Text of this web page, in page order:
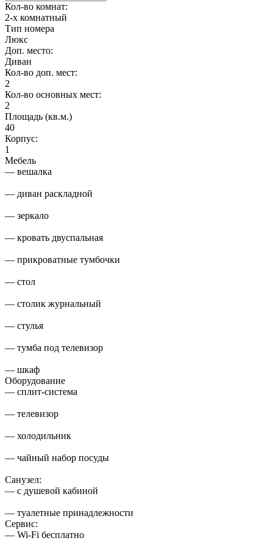
Кол-во комнат:
2-х комнатный
Тип номера
Люкс
Доп. место:
Диван
Кол-во доп. мест:
2
Кол-во основных мест:
2
Площадь (кв.м.)
40
Корпус:
1
Мебель
— вешалка
— диван раскладной
— зеркало
— кровать двуспальная
— прикроватные тумбочки
— стол
— столик журнальный
— стулья
— тумба под телевизор
— шкаф
Оборудование
— сплит-система
— телевизор
— холодильник
— чайный набор посуды
Санузел:
— с душевой кабиной
— туалетные принадлежности
Сервис:
— Wi-Fi бесплатно